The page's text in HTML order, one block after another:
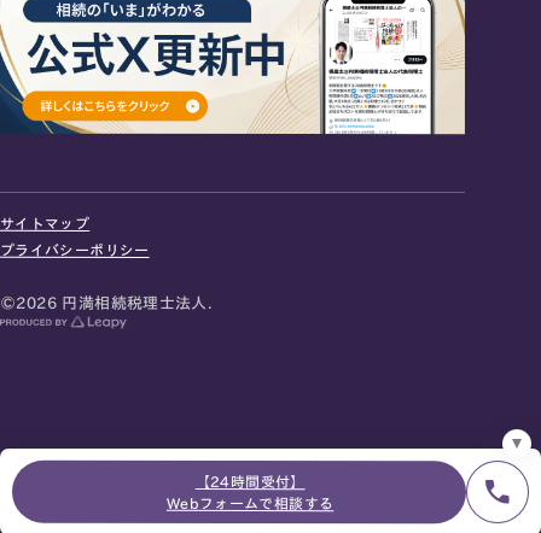
【24時間受付】
Webフォームで相談する
お急ぎの方は電話で面談予約
サイトマップ
プライバシーポリシー
©2026 円満相続税理士法人.